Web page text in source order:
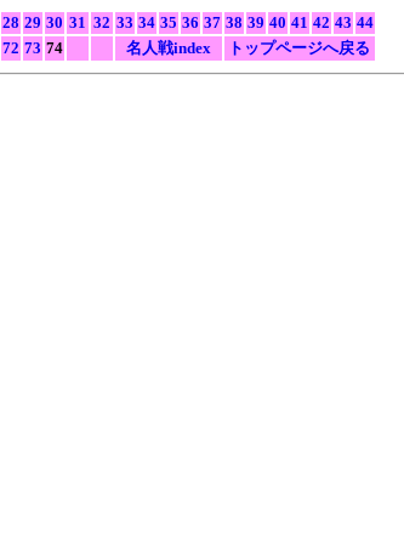
28 29 30 31 32 33 34 35 36 37 38 39 40 41 42 43 44
72 73 74 名人戦index トップページへ戻る